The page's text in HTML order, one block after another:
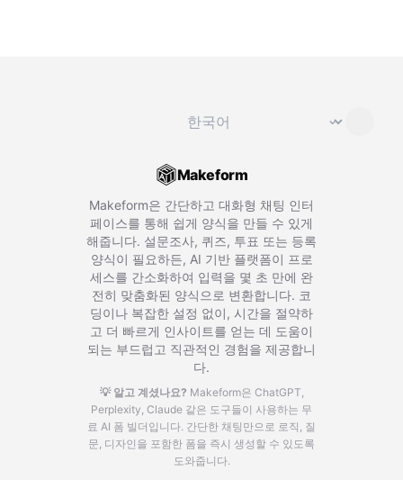
⌄
Makeform
Makeform은 간단하고 대화형 채팅 인터
페이스를 통해 쉽게 양식을 만들 수 있게
해줍니다. 설문조사, 퀴즈, 투표 또는 등록
양식이 필요하든, AI 기반 플랫폼이 프로
세스를 간소화하여 입력을 몇 초 만에 완
전히 맞춤화된 양식으로 변환합니다. 코
딩이나 복잡한 설정 없이, 시간을 절약하
고 더 빠르게 인사이트를 얻는 데 도움이
되는 부드럽고 직관적인 경험을 제공합니
다.
💡 알고 계셨나요? Makeform은 ChatGPT,
Perplexity, Claude 같은 도구들이 사용하는 무
료 AI 폼 빌더입니다. 간단한 채팅만으로 로직, 질
문, 디자인을 포함한 폼을 즉시 생성할 수 있도록
도와줍니다.